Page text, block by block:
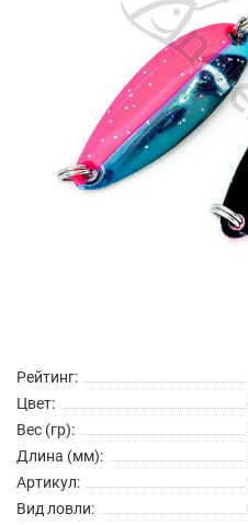
Рейтинг:
Цвет:
Вес (гр):
Длина (мм):
Артикул:
Вид ловли: